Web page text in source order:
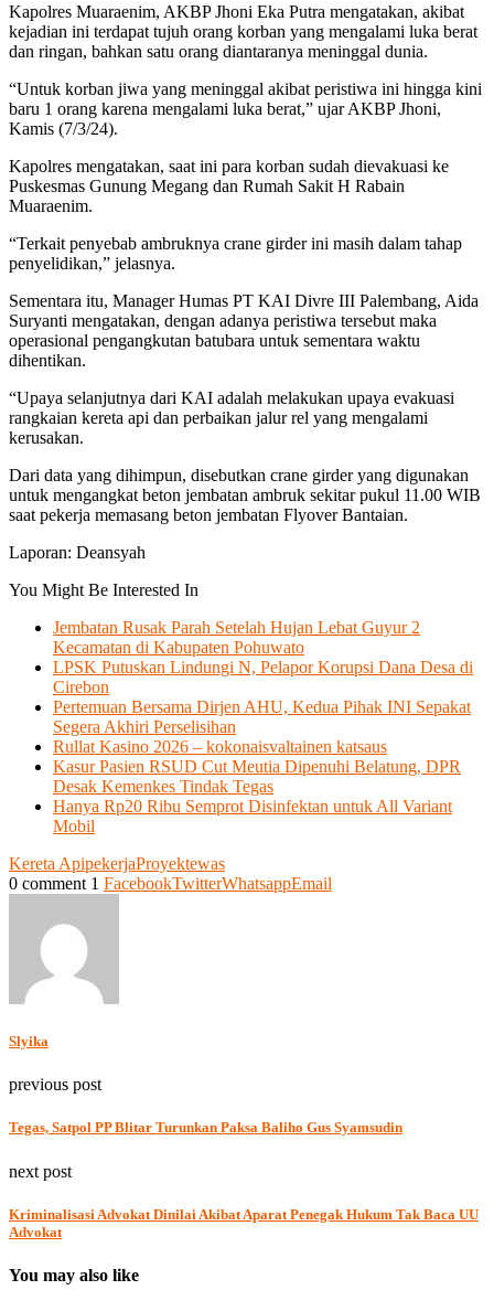
Kapolres Muaraenim, AKBP Jhoni Eka Putra mengatakan, akibat
kejadian ini terdapat tujuh orang korban yang mengalami luka berat
dan ringan, bahkan satu orang diantaranya meninggal dunia.
“Untuk korban jiwa yang meninggal akibat peristiwa ini hingga kini
baru 1 orang karena mengalami luka berat,” ujar AKBP Jhoni,
Kamis (7/3/24).
Kapolres mengatakan, saat ini para korban sudah dievakuasi ke
Puskesmas Gunung Megang dan Rumah Sakit H Rabain
Muaraenim.
“Terkait penyebab ambruknya crane girder ini masih dalam tahap
penyelidikan,” jelasnya.
Sementara itu, Manager Humas PT KAI Divre III Palembang, Aida
Suryanti mengatakan, dengan adanya peristiwa tersebut maka
operasional pengangkutan batubara untuk sementara waktu
dihentikan.
“Upaya selanjutnya dari KAI adalah melakukan upaya evakuasi
rangkaian kereta api dan perbaikan jalur rel yang mengalami
kerusakan.
Dari data yang dihimpun, disebutkan crane girder yang digunakan
untuk mengangkat beton jembatan ambruk sekitar pukul 11.00 WIB
saat pekerja memasang beton jembatan Flyover Bantaian.
Laporan: Deansyah
You Might Be Interested In
Jembatan Rusak Parah Setelah Hujan Lebat Guyur 2
Kecamatan di Kabupaten Pohuwato
LPSK Putuskan Lindungi N, Pelapor Korupsi Dana Desa di
Cirebon
Pertemuan Bersama Dirjen AHU, Kedua Pihak INI Sepakat
Segera Akhiri Perselisihan
Rullat Kasino 2026 – kokonaisvaltainen katsaus
Kasur Pasien RSUD Cut Meutia Dipenuhi Belatung, DPR
Desak Kemenkes Tindak Tegas
Hanya Rp20 Ribu Semprot Disinfektan untuk All Variant
Mobil
Kereta ApipekerjaProyektewas
0 comment 1 FacebookTwitterWhatsappEmail
Slyika
previous post
Tegas, Satpol PP Blitar Turunkan Paksa Baliho Gus Syamsudin
next post
Kriminalisasi Advokat Dinilai Akibat Aparat Penegak Hukum Tak Baca UU
Advokat
You may also like